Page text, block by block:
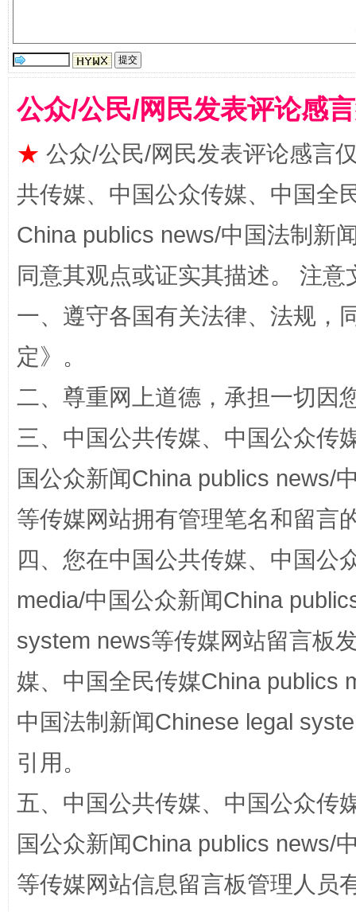
站台名比不上好声名
漫山遍野的桃花与雪山、麦地、白藏房 除
网上购药对药下症？
公众/公民/网民发表评论感
★ 公众/公民/网民发表评论感言
共传媒、中国公众传媒、中国全
China publics news/中国法制新
同意其观点或证实其描述。 注
一、遵守各国有关法律、法规，
定》。
二、尊重网上道德，承担一切因
三、中国公共传媒、中国公众传
国公众新闻China publics news/
等传媒网站拥有管理笔名和留言
四、您在中国公共传媒、中国公
media/中国公众新闻China
system news等传媒网站留言板
媒、中国全民传媒China publics
中国法制新闻Chinese legal
引用。
五、中国公共传媒、中国公众传
国公众新闻China publics news/
等传媒网站信息留言板管理人员